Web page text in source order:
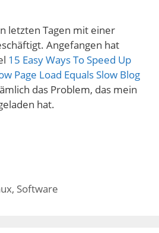
letzten Tagen mit einer
Angefangen hat
15 Easy Ways To Speed Up
Page Load Equals Slow Blog
das Problem, das mein
hat.
, Software